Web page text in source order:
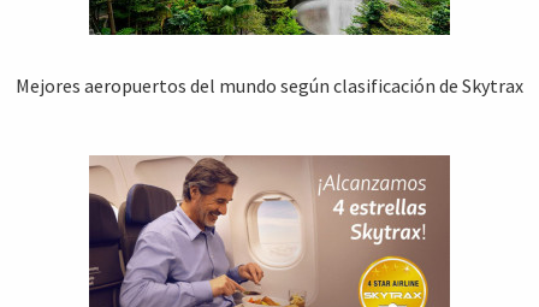
Mejores aeropuertos del mundo según clasificación de Skytrax